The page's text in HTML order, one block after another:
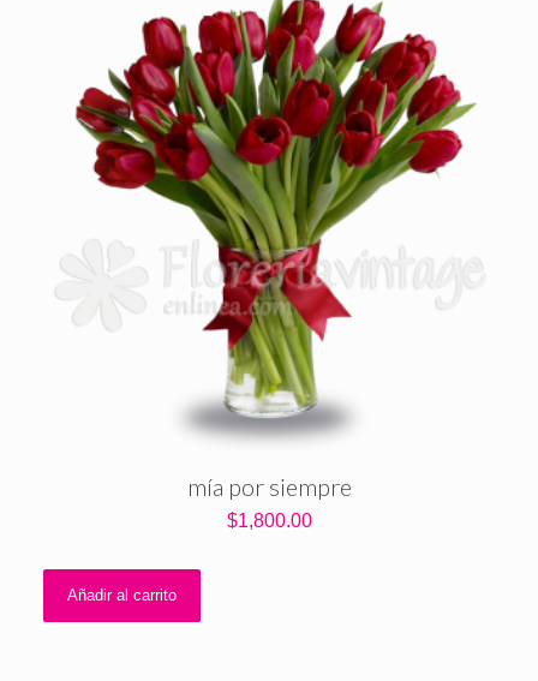
mía por siempre
$1,800.00
Añadir al carrito